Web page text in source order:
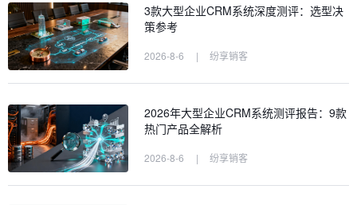
3款大型企业CRM系统深度测评：选型决
策参考
2026-8-6 | 纷享销客
2026年大型企业CRM系统测评报告：9款
热门产品全解析
2026-8-6 | 纷享销客